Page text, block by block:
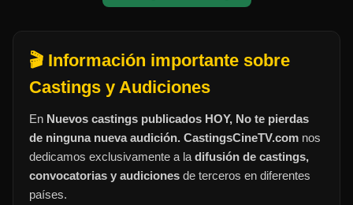
🎬 Información importante sobre
Castings y Audiciones
En Nuevos castings publicados HOY, No te pierdas
de ninguna nueva audición. CastingsCineTV.com nos
dedicamos exclusivamente a la difusión de castings,
convocatorias y audiciones de terceros en diferentes
países.